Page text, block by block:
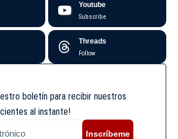
Youtube
Subscribe
Threads
Follow
boletín para recibir nuestros
al instante!
Inscríbeme